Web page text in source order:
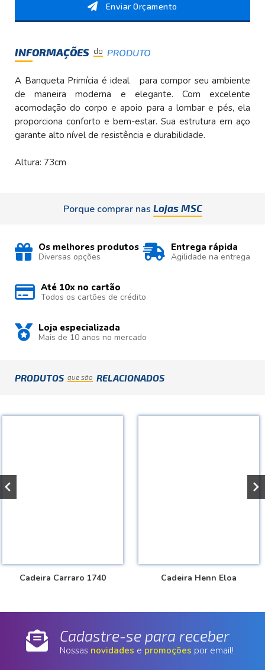
Enviar Orçamento
INFORMAÇÕES do PRODUTO
A Banqueta Primícia é ideal para compor seu ambiente
de maneira moderna e elegante. Com excelente
acomodação do corpo e apoio para a lombar e pés, ela
proporciona conforto e bem-estar. Sua estrutura em aço
garante alto nível de resistência e durabilidade.
Altura: 73cm
Porque comprar nas Lojas MSC
Os melhores produtos
Diversas opções
Entrega rápida
Agilidade na entrega
Até 10x no cartão
Todos os cartões de crédito
Loja especializada
Mais de 10 anos no mercado
PRODUTOS que são RELACIONADOS
Cadeira Carraro 1740 Cadeira Henn Eloa
Cadastre-se para receber
Nossas novidades e promoções por email!